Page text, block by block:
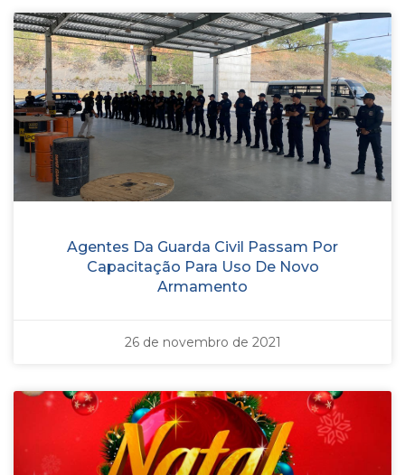
Agentes Da Guarda Civil Passam Por
Capacitação Para Uso De Novo
Armamento
26 de novembro de 2021